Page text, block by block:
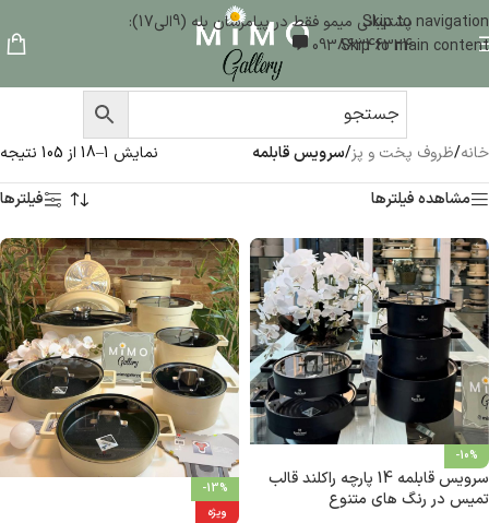
Skip to navigation
Skip to main content
پشتیبانی میمو فقط در پیامرسان بله (9الی17):
09386346324
خانه/ظروف پخت و پز/سرویس قابلمه
نمایش 1–18 از 105 نتیجه
مشاهده فیلترها
فیلترها
-10%
سرویس قابلمه 14 پارچه راکلند قالب
تمیس در رنگ های متنوع
-13%
ویژه